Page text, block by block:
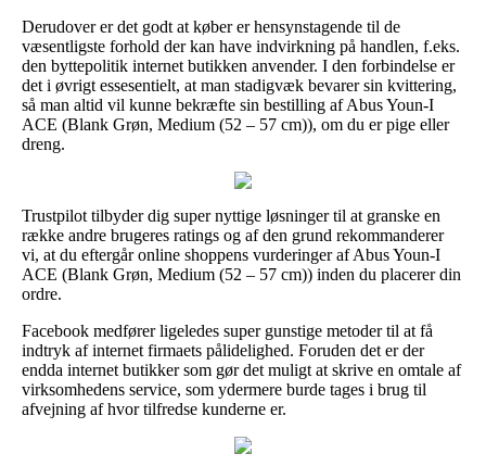
Derudover er det godt at køber er hensynstagende til de
væsentligste forhold der kan have indvirkning på handlen, f.eks.
den byttepolitik internet butikken anvender. I den forbindelse er
det i øvrigt essesentielt, at man stadigvæk bevarer sin kvittering,
så man altid vil kunne bekræfte sin bestilling af Abus Youn-I
ACE (Blank Grøn, Medium (52 – 57 cm)), om du er pige eller
dreng.
Trustpilot tilbyder dig super nyttige løsninger til at granske en
række andre brugeres ratings og af den grund rekommanderer
vi, at du eftergår online shoppens vurderinger af Abus Youn-I
ACE (Blank Grøn, Medium (52 – 57 cm)) inden du placerer din
ordre.
Facebook medfører ligeledes super gunstige metoder til at få
indtryk af internet firmaets pålidelighed. Foruden det er der
endda internet butikker som gør det muligt at skrive en omtale af
virksomhedens service, som ydermere burde tages i brug til
afvejning af hvor tilfredse kunderne er.